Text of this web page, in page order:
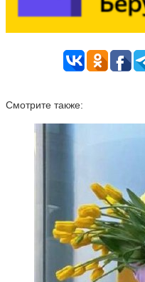
Смотрите также: